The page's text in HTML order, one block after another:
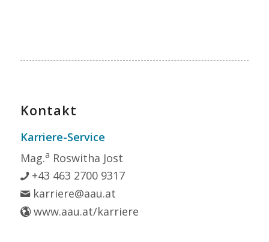
Kontakt
Karriere-Service
Mag.a Roswitha Jost
+43 463 2700 9317
karriere@aau.at
www.aau.at/karriere